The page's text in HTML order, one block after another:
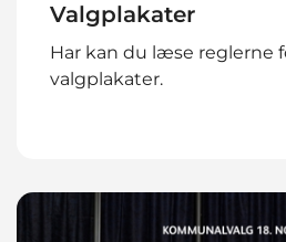
Valgplakater
Har kan du læse reglerne
valgplakater.